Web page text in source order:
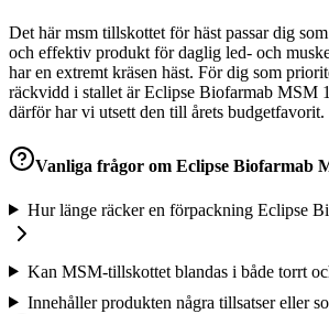
Det här msm tillskottet för häst passar dig
och effektiv produkt för daglig led- och
har en extremt kräsen häst. För dig som
räckvidd i stallet är Eclipse Biofarmab MSM
därför har vi utsett den till årets budgetfavorit.
Vanliga frågor om Eclipse Biofarmab
Hur länge räcker en förpackning Eclipse
Kan MSM-tillskottet blandas i både torrt
Innehåller produkten några tillsatser eller